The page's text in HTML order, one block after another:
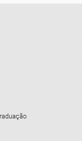
Graduação